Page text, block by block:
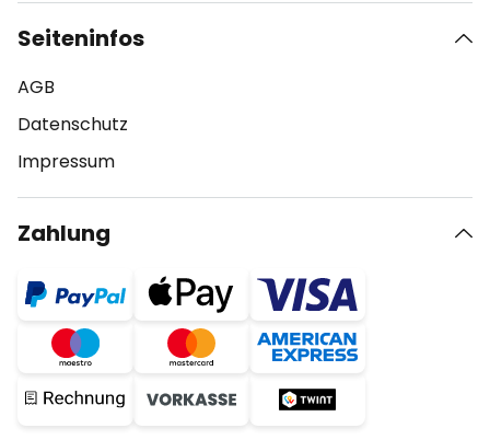
Seiteninfos
AGB
Datenschutz
Impressum
Zahlung